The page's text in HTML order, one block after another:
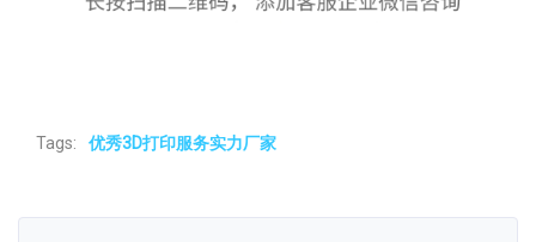
Tags: 优秀3D打印服务实力厂家